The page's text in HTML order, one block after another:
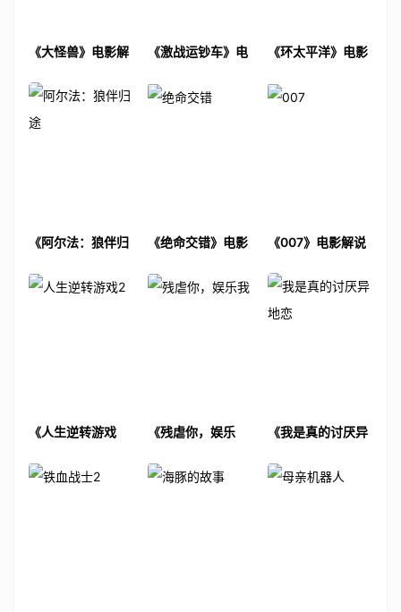
《大怪兽》电影解
《激战运钞车》电
《环太平洋》电影
《阿尔法：狼伴归
《绝命交错》电影
《007》电影解说
《人生逆转游戏
《残虐你，娱乐
《我是真的讨厌异
案